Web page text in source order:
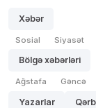
Xəbər
Sosial Siyasət
Bölgə xəbərləri
Ağstafa Gəncə
Yazarlar